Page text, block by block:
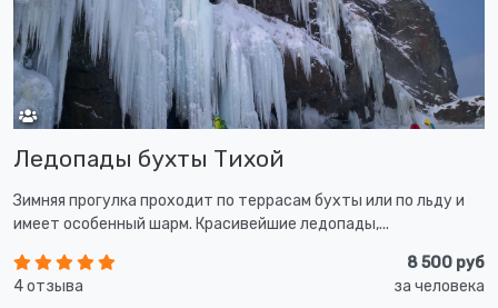
Ледопады бухты Тихой
Зимняя прогулка проходит по террасам бухты или по льду и
имеет особенный шарм. Красивейшие ледопады,...
4 отзыва
8 500 руб
за человека